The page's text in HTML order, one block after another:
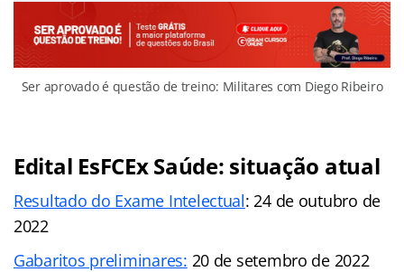
Ser aprovado é questão de treino: Militares com Diego Ribeiro
Edital EsFCEx Saúde: situação atual
Resultado do Exame Intelectual: 24 de outubro de
2022
Gabaritos preliminares: 20 de setembro de 2022